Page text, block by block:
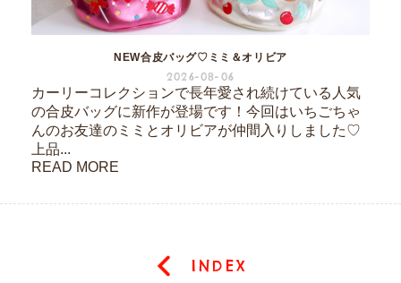
NEW合皮バッグ♡ミミ＆オリビア
2026-08-06
カーリーコレクションで長年愛され続けている人気
の合皮バッグに新作が登場です！今回はいちごちゃ
んのお友達のミミとオリビアが仲間入りしました♡
上品...
READ MORE
INDEX